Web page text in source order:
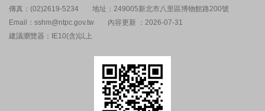
傳真：(02)2619-5234
地址：249005新北市八里區博物館路200號
Email：sshm@ntpc.gov.tw
內容更新 ：2026-07-31
建議瀏覽器：IE10(含)以上